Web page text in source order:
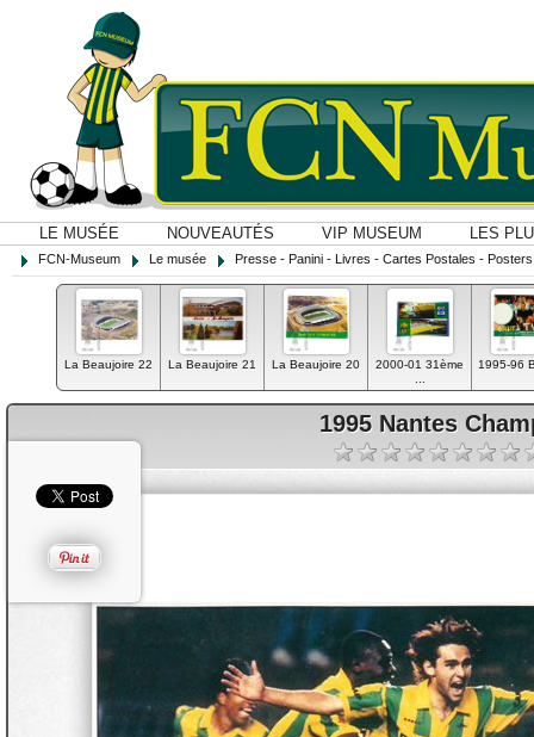
LE MUSÉE NOUVEAUTÉS VIP MUSEUM LES
FCN-Museum Le musée Presse - Panini - Livres - Cartes Postales -
La Beaujoire 22 La Beaujoire 21 La Beaujoire 20
2000-01 31ème
1995-96
1995 Nantes